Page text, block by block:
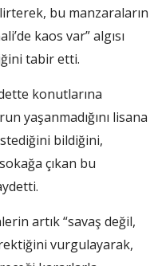
bu manzaraların
kaos var” algısı
tabir etti.
konutlarına
yaşanmadığını lisana
bildiğini,
çıkan bu
artık “savaş değil,
vurgulayarak,